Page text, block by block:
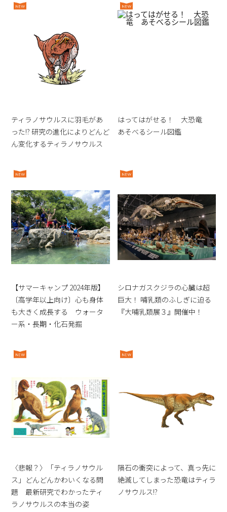
ティラノサウルスに羽毛があ
った!? 研究の進化によりどんど
ん変化するティラノサウルス
はってはがせる！ 大恐竜
あそべるシール図鑑
【サマーキャンプ 2024年版】
〔高学年以上向け〕心も身体
も大きく成長する ウォータ
ー系・長期・化石発掘
シロナガスクジラの心臓は超
巨大！ 哺乳類のふしぎに迫る
『大哺乳類展３』開催中！
〈悲報？〉「ティラノサウル
ス」どんどんかわいくなる問
題 最新研究でわかったティ
ラノサウルスの本当の姿
隕石の衝突によって、真っ先に
絶滅してしまった恐竜はティラ
ノサウルス!?